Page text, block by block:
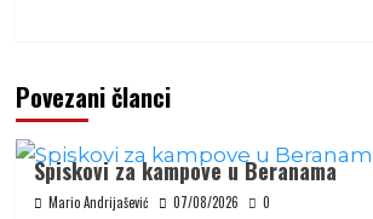
Povezani članci
Spiskovi za kampove u Beranama
Mario Andrijašević 07/08/2026 0